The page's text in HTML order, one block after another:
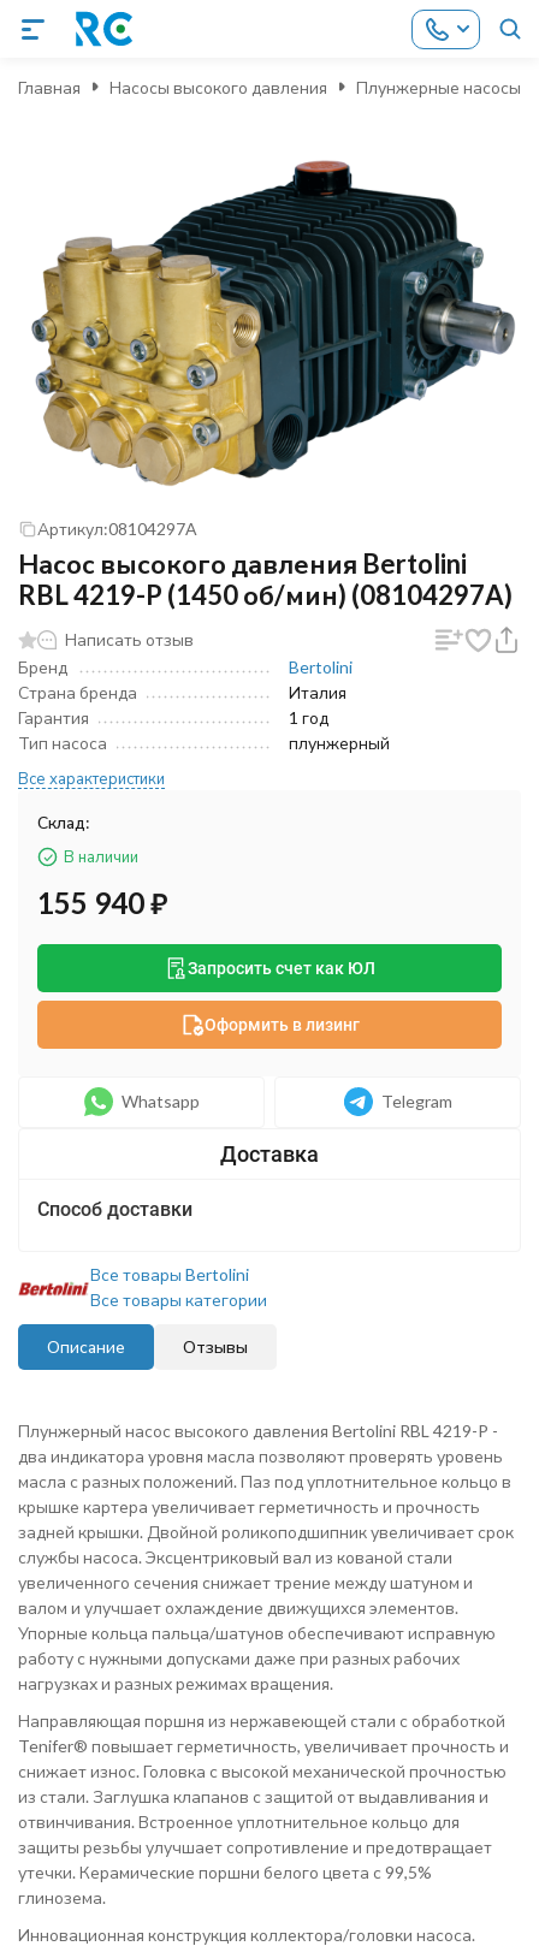
Главная Насосы высокого давления Плунжерные насосы
Артикул:08104297A
Насос высокого давления Bertolini
RBL 4219-P (1450 об/мин) (08104297A)
Написать отзыв
Бренд
Bertolini
Страна бренда
Италия
Гарантия
1 год
Тип насоса
плунжерный
Все характеристики
Склад:
В наличии
155 940₽
Запросить счет как ЮЛ
Оформить в лизинг
Whatsapp Telegram
Способ доставки
Все товары Bertolini
Все товары категории
Описание Отзывы
Плунжерный насос высокого давления Bertolini RBL 4219-P -
два индикатора уровня масла позволяют проверять уровень
масла с разных положений. Паз под уплотнительное кольцо в
крышке картера увеличивает герметичность и прочность
задней крышки. Двойной роликоподшипник увеличивает срок
службы насоса. Эксцентриковый вал из кованой стали
увеличенного сечения снижает трение между шатуном и
валом и улучшает охлаждение движущихся элементов.
Упорные кольца пальца/шатунов обеспечивают исправную
работу с нужными допусками даже при разных рабочих
нагрузках и разных режимах вращения.
Направляющая поршня из нержавеющей стали с обработкой
Tenifer® повышает герметичность, увеличивает прочность и
снижает износ. Головка с высокой механической прочностью
из стали. Заглушка клапанов с защитой от выдавливания и
отвинчивания. Встроенное уплотнительное кольцо для
защиты резьбы улучшает сопротивление и предотвращает
утечки. Керамические поршни белого цвета с 99,5%
глинозема.
Инновационная конструкция коллектора/головки насоса.